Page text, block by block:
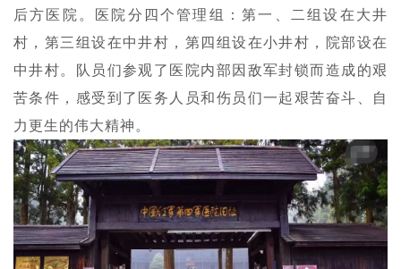
后方医院。医院分四个管理组：第一、二组设在大井
村，第三组设在中井村，第四组设在小井村，院部设在
中井村。队员们参观了医院内部因敌军封锁而造成的艰
苦条件，感受到了医务人员和伤员们一起艰苦奋斗、自
力更生的伟大精神。